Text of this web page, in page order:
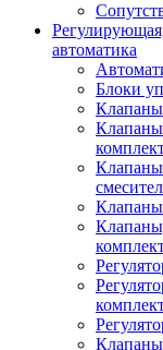
автоматика
Блоки
Клапаны
Клапаны
Клапаны
Клапаны